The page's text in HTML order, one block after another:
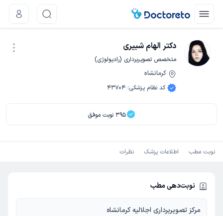
دکتر الهام شبیری
متخصص تصویربرداری (رادیولوژی)
کرمانشاه
کد نظام پزشکی:
43704
395 نوبت موفق
نوبت مطب اطلاعات پزشک نظرات
نوبت‌دهی مطب
مرکز تصویربرداری اجلالیه کرمانشاه